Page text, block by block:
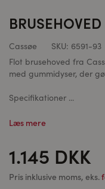
Cassøe SKU: 6591-93
Flot brusehoved fra
med gummidyser, der
Specifikationer ...
Læs mere
1.145 DKK
Pris inklusive moms, eks.